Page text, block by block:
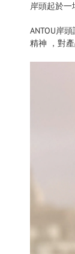
岸頭起於一
ANTOU岸
精神 ，對